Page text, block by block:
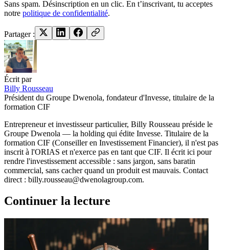
Sans spam. Désinscription en un clic. En t’inscrivant, tu acceptes
notre politique de confidentialité.
Partager :
Écrit par
Billy Rousseau
Président du Groupe Dwenola, fondateur d'Invesse, titulaire de la
formation CIF
Entrepreneur et investisseur particulier, Billy Rousseau préside le
Groupe Dwenola — la holding qui édite Invesse. Titulaire de la
formation CIF (Conseiller en Investissement Financier), il n'est pas
inscrit à l'ORIAS et n'exerce pas en tant que CIF. Il écrit ici pour
rendre l'investissement accessible : sans jargon, sans baratin
commercial, sans cacher quand un produit est mauvais. Contact
direct : billy.rousseau@dwenolagroup.com.
Continuer la lecture